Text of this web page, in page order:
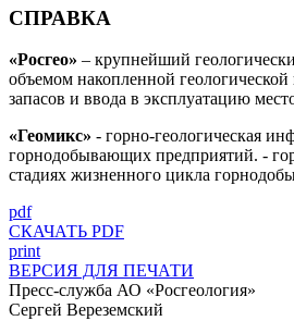
СПРАВКА
«Росгео» – крупнейший
объемом накопленной
запасов и ввода в эксплуатацию
«Геомикс» - горно-геологическая
горнодобывающих предприятий. -
стадиях жизненного цикла
pdf
СКАЧАТЬ PDF
print
ВЕРСИЯ ДЛЯ ПЕЧАТИ
Пресс-служба АО «Росгеология»
Сергей Вереземский